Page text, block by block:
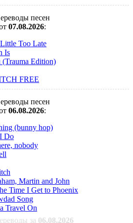
песен
07.08.2026:
Too Late
Is
(Trauma Edition)
FREE
песен
06.08.2026:
(bunny hop)
Do
nobody
Martin and John
Time I Get to Phoenix
Song
Travel On
за 06.08.2026